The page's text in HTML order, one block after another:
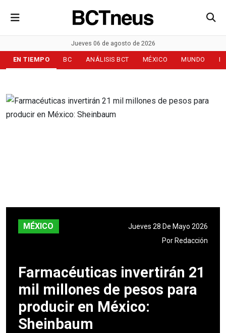
Jueves 06 de agosto de 2026
EN TIEMPO BC ANÁLISIS BCT MÉXICO MUNDO
MÉXICO
Jueves 28 De Mayo 2026
Por Redacción
Farmacéuticas invertirán 21
mil millones de pesos para
producir en México:
Sheinbaum